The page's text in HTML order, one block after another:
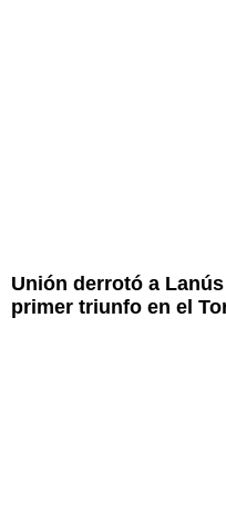
Unión derrotó a
primer triunfo en el